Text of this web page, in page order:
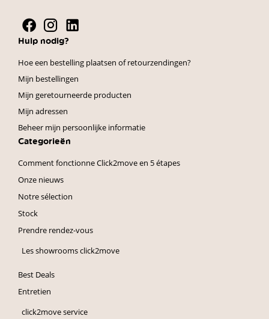
Hulp nodig?
Hoe een bestelling plaatsen of retourzendingen?
Mijn bestellingen
Mijn geretourneerde producten
Mijn adressen
Beheer mijn persoonlijke informatie
Categorieën
Comment fonctionne Click2move en 5 étapes
Onze nieuws
Notre sélection
Stock
Prendre rendez-vous
Les showrooms click2move
Best Deals
Entretien
click2move service